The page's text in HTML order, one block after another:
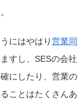
にはやはり 営業同
すし、SESの会社
にしたり、営業の
ことはたくさんあ